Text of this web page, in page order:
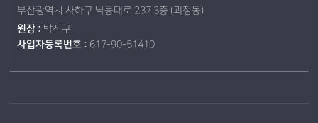
부산광역시 사하구 낙동대로 237 3층 (괴정동)
원장 : 박진구
사업자등록번호 : 617-90-51410